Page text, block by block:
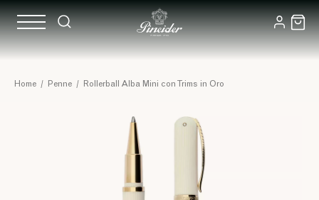
Home / Penne / Rollerball Alba Mini con Trims in Oro